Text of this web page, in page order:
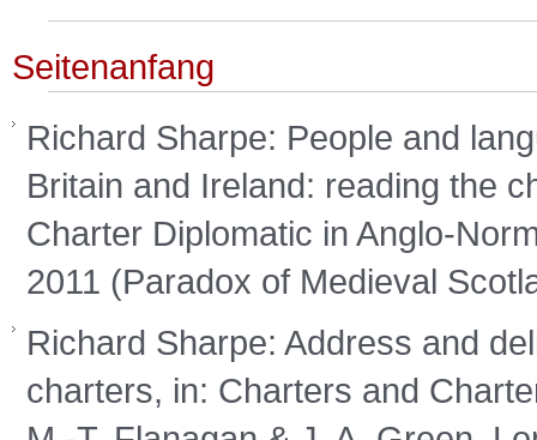
Seitenanfang
Richard Sharpe: People and
Britain and Ireland: reading the
Charter Diplomatic in Anglo-
2011 (Paradox of Medieval
Richard Sharpe: Address and
charters, in: Charters and